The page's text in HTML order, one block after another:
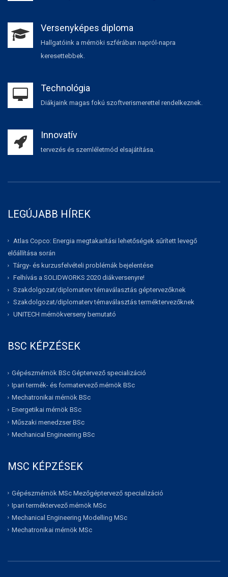
Versenyképes diploma
Hallgatóink a mérnöki szférában napról-napra
keresettebbek.
Technológia
Diákjaink magas fokú szoftverismerettel rendelkeznek.
Innovatív
tervezés és szemléletmód elsajátítása.
LEGÚJABB HÍREK
Atlas Copco: Energia megtakarítási lehetőségek sűrített levegő
előállítása során
Tárgy- és kurzusfelvételi problémák bejelentése
Felhívás a SOLIDWORKS 2020 diákversenyre!
Szakdolgozat/diplomaterv témaválasztás géptervezőknek
Szakdolgozat/diplomaterv témaválasztás terméktervezőknek
UNITECH mérnökverseny bemutató
BSC KÉPZÉSEK
Gépészmérnök BSc Géptervező specializáció
Ipari termék- és formatervező mérnök BSc
Mechatronikai mérnök BSc
Energetikai mérnök BSc
Műszaki menedzser BSc
Mechanical Engineering BSc
MSC KÉPZÉSEK
Gépészmérnök MSc Mezőgéptervező specializáció
Ipari terméktervező mérnök MSc
Mechanical Engineering Modelling MSc
Mechatronikai mérnök MSc